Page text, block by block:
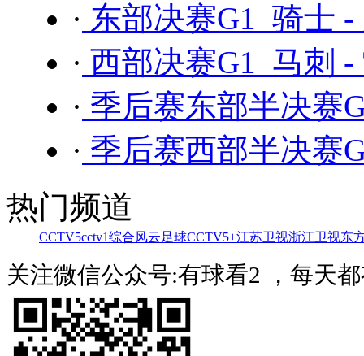
· 东部决赛G1 骑士
· 西部决赛G1 马刺
· 季后赛东部半决赛
· 季后赛西部半决赛
热门频道
CCTV5cctv1综合风云足球CCTV5+江苏卫视浙江卫视东
关注微信公众号:有球看2 ，每天